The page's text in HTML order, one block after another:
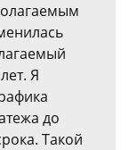
Я
до
Такой